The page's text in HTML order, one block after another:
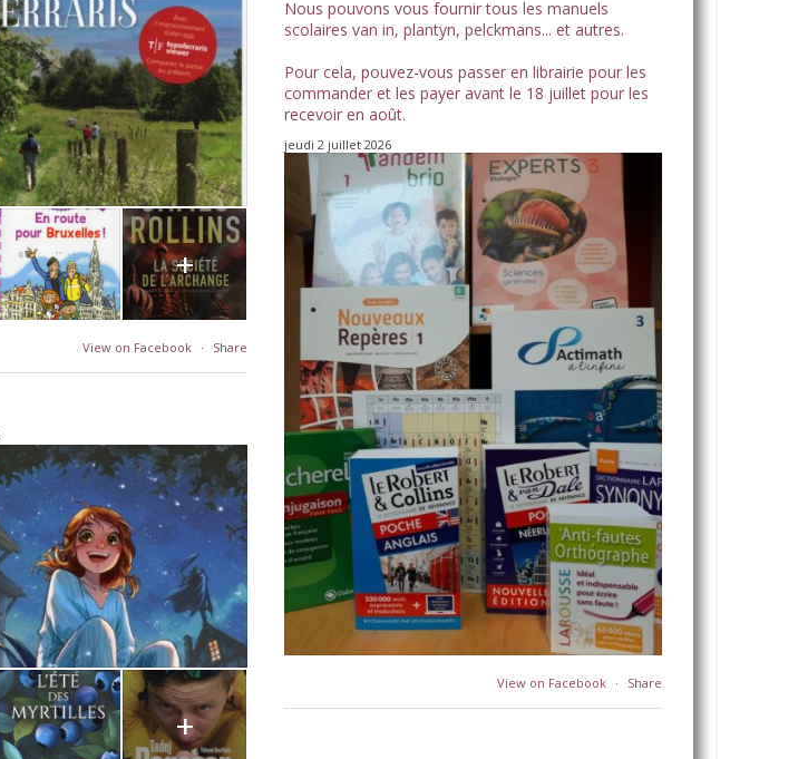
+
View on Facebook · Share
Nous pouvons vous fournir tous les manuels
scolaires van in, plantyn, pelckmans... et autres.
Pour cela, pouvez-vous passer en librairie pour les
commander et les payer avant le 18 juillet pour les
recevoir en août.
jeudi 2 juillet 2026
View on Facebook · Share
+